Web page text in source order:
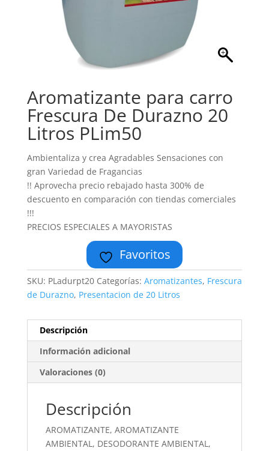
Aromatizante para carro
Frescura De Durazno 20
Litros PLim50
Ambientaliza y crea Agradables Sensaciones con
gran Variedad de Fragancias
!! Aprovecha precio rebajado hasta 300% de
descuento en comparación con tiendas comerciales
!!!
PRECIOS ESPECIALES A MAYORISTAS
Favoritos
SKU: PLadurpt20 Categorías: Aromatizantes, Frescura
de Durazno, Presentacion de 20 Litros
Descripción
Información adicional
Valoraciones (0)
Descripción
AROMATIZANTE, AROMATIZANTE
AMBIENTAL, DESODORANTE AMBIENTAL,